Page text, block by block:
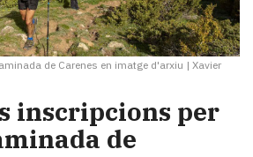
de Carenes en imatge d'arxiu | Xavier
inscripcions per
de